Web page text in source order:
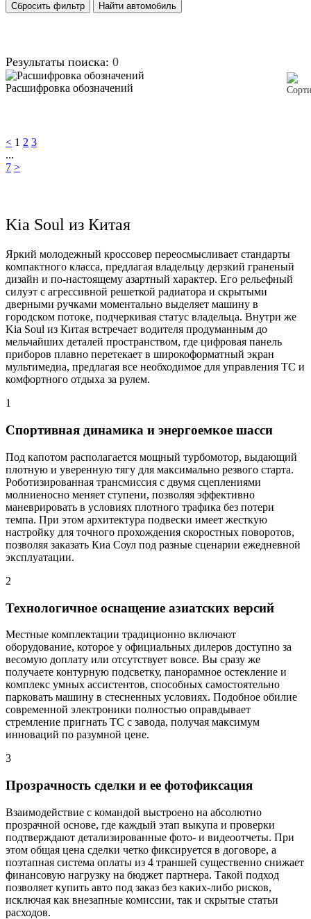
Сбросить фильтр Найти автомобиль
Результаты поиска: 0
Расшифровка обозначений
< 1 2 3
...
7 >
Kia Soul из Китая
Яркий молодежный кроссовер переосмысливает стандарты
компактного класса, предлагая владельцу дерзкий граненый
дизайн и по-настоящему азартный характер. Его рельефный
силуэт с агрессивной решеткой радиатора и скрытыми
дверными ручками моментально выделяет машину в
городском потоке, подчеркивая статус владельца. Внутри же
Kia Soul из Китая встречает водителя продуманным до
мельчайших деталей пространством, где цифровая панель
приборов плавно перетекает в широкоформатный экран
мультимедиа, предлагая все необходимое для управления ТС и
комфортного отдыха за рулем.
1
Спортивная динамика и энергоемкое шасси
Под капотом располагается мощный турбомотор, выдающий
плотную и уверенную тягу для максимально резвого старта.
Роботизированная трансмиссия с двумя сцеплениями
молниеносно меняет ступени, позволяя эффективно
маневрировать в условиях плотного трафика без потери
темпа. При этом архитектура подвески имеет жесткую
настройку для точного прохождения скоростных поворотов,
позволяя заказать Киа Соул под разные сценарии ежедневной
эксплуатации.
2
Технологичное оснащение азиатских версий
Местные комплектации традиционно включают
оборудование, которое у официальных дилеров доступно за
весомую доплату или отсутствует вовсе. Вы сразу же
получаете контурную подсветку, панорамное остекление и
комплекс умных ассистентов, способных самостоятельно
парковать машину в стесненных условиях. Подобное обилие
современной электроники полностью оправдывает
стремление пригнать ТС с завода, получая максимум
инноваций по разумной цене.
3
Прозрачность сделки и ее фотофиксация
Взаимодействие с командой выстроено на абсолютно
прозрачной основе, где каждый этап выкупа и проверки
подтверждают детализированные фото- и видеоотчеты. При
этом общая цена сделки четко фиксируется в договоре, а
поэтапная система оплаты из 4 траншей существенно снижает
финансовую нагрузку на бюджет партнера. Такой подход
позволяет купить авто под заказ без каких-либо рисков,
исключая как внезапные комиссии, так и скрытые статьи
расходов.